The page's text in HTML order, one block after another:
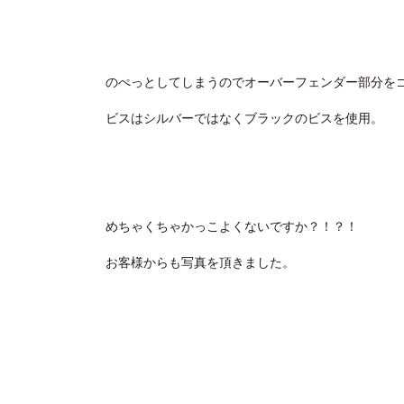
のぺっとしてしまうのでオーバーフェンダー部分を
ビスはシルバーではなくブラックのビスを使用。
めちゃくちゃかっこよくないですか？！？！
お客様からも写真を頂きました。